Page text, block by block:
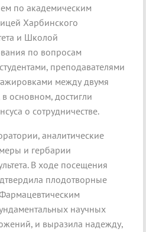
по академическим
Харбинского
и Школой
по вопросам
преподавателями
между двумя
основном, достигли
о сотрудничестве.
аналитические
и гербарии
В ходе посещения
плодотворные
научных
и выразила надежду,